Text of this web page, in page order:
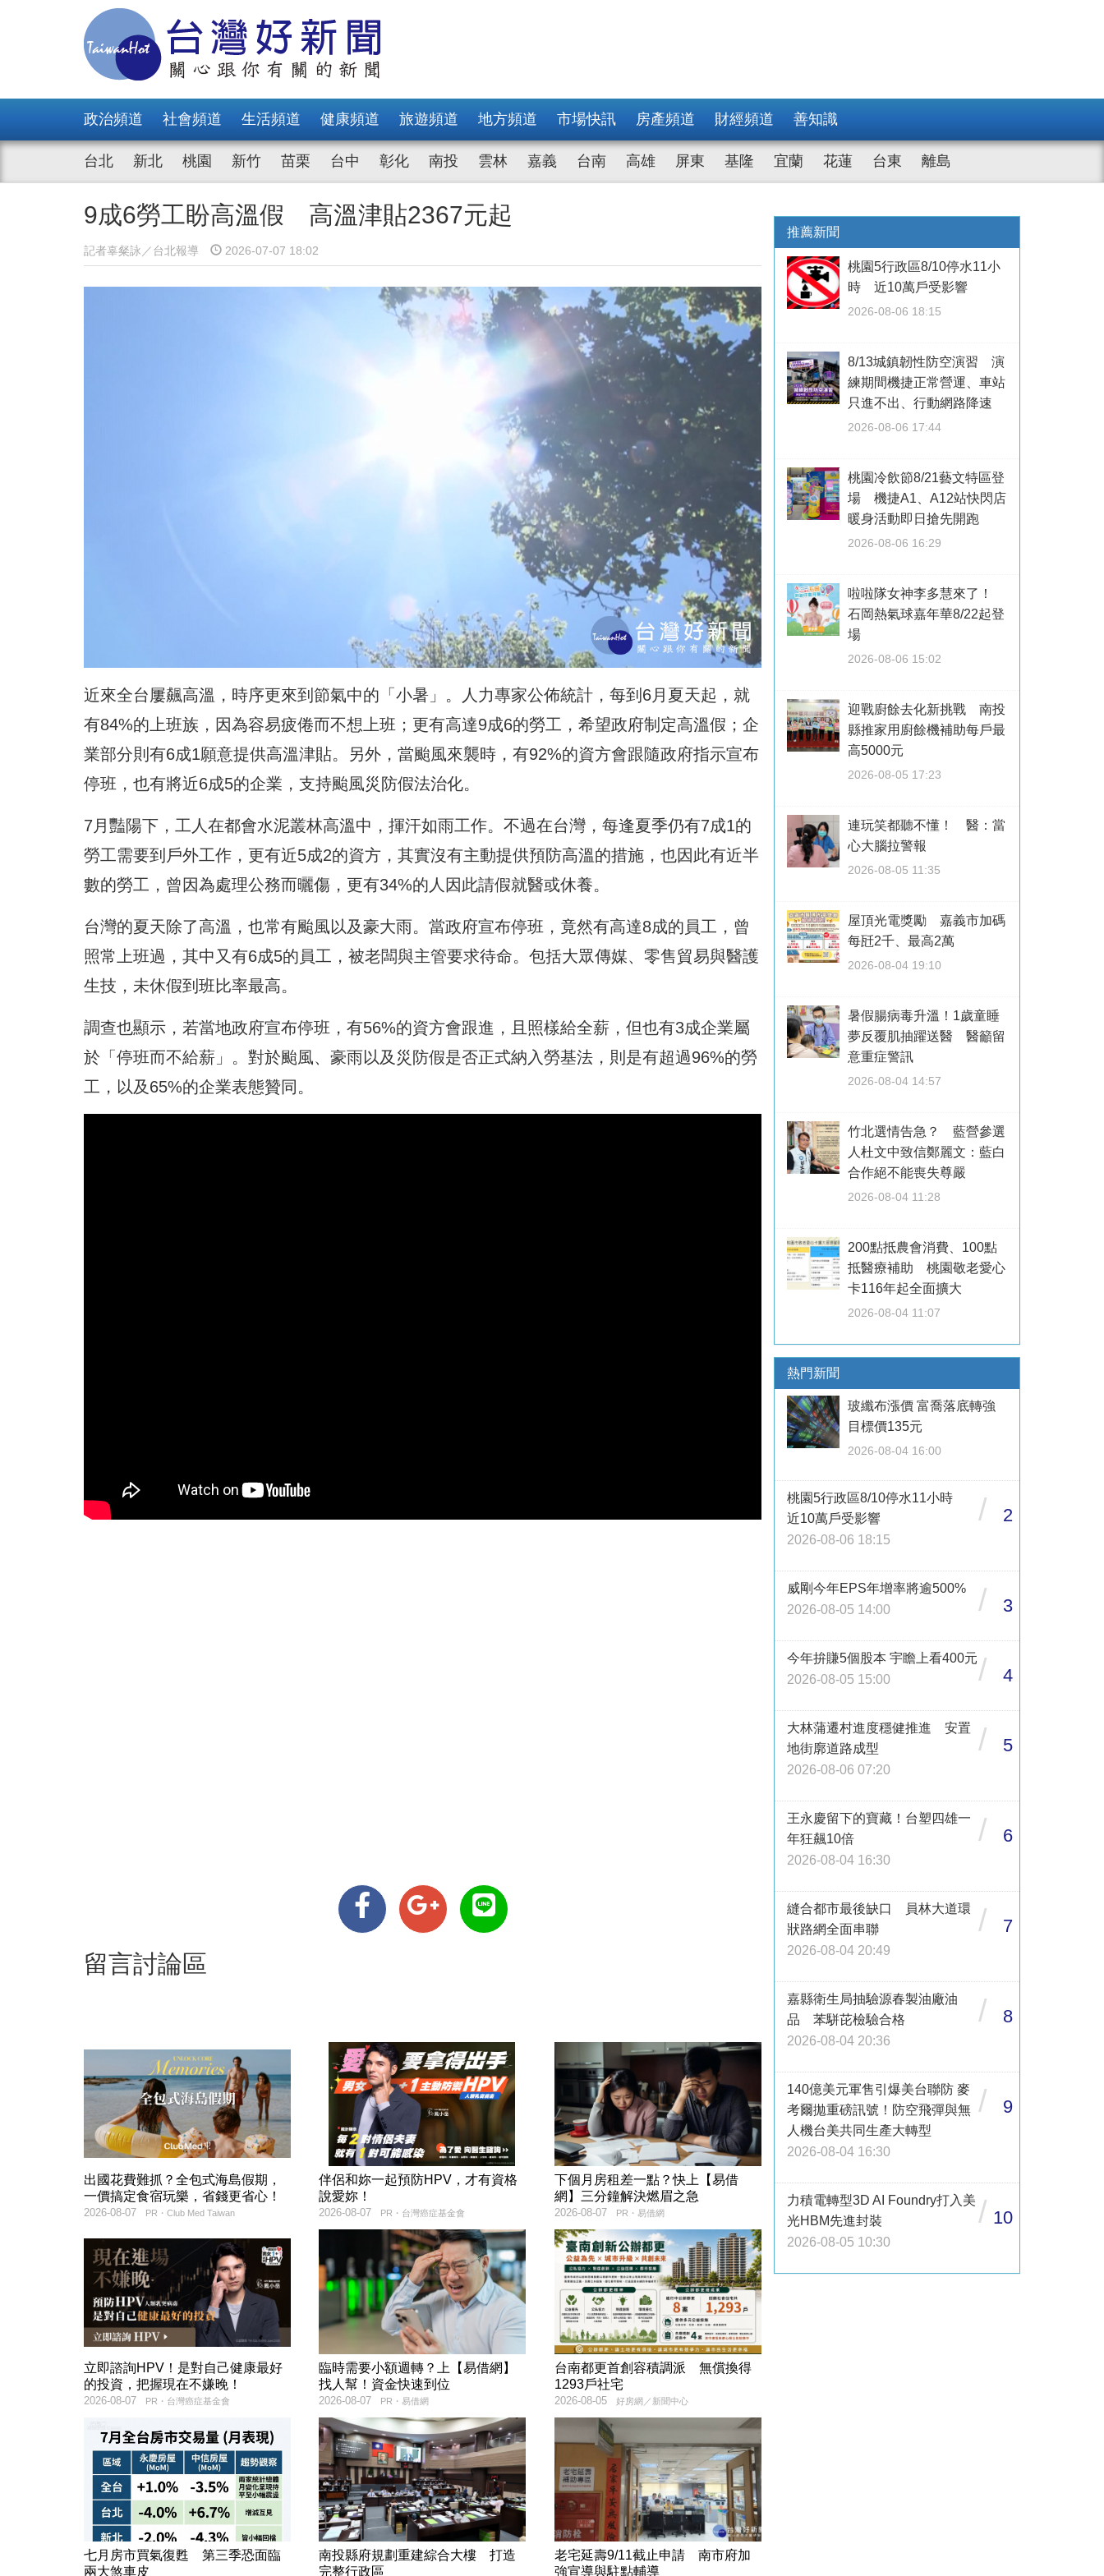
政治頻道 社會頻道 生活頻道 健康頻道 旅遊頻道 地方頻道 市場快訊 房產頻道 財經頻道 善知識
台北 新北 桃園 新竹 苗栗 台中 彰化 南投 雲林 嘉義 台南 高雄 屏東 基隆 宜蘭 花蓮 台東 離島
9成6勞工盼高溫假 高溫津貼2367元起
記者辜粲詠／台北報導 2026-07-07 18:02
近來全台屢飆高溫，時序更來到節氣中的「小暑」。人力專家公佈統計，每到6月夏天起，就
有84%的上班族，因為容易疲倦而不想上班；更有高達9成6的勞工，希望政府制定高溫假；企
業部分則有6成1願意提供高溫津貼。另外，當颱風來襲時，有92%的資方會跟隨政府指示宣布
停班，也有將近6成5的企業，支持颱風災防假法治化。
7月豔陽下，工人在都會水泥叢林高溫中，揮汗如雨工作。不過在台灣，每逢夏季仍有7成1的
勞工需要到戶外工作，更有近5成2的資方，其實沒有主動提供預防高溫的措施，也因此有近半
數的勞工，曾因為處理公務而曬傷，更有34%的人因此請假就醫或休養。
台灣的夏天除了高溫，也常有颱風以及豪大雨。當政府宣布停班，竟然有高達8成的員工，曾
照常上班過，其中又有6成5的員工，被老闆與主管要求待命。包括大眾傳媒、零售貿易與醫護
生技，未休假到班比率最高。
調查也顯示，若當地政府宣布停班，有56%的資方會跟進，且照樣給全薪，但也有3成企業屬
於「停班而不給薪」。對於颱風、豪雨以及災防假是否正式納入勞基法，則是有超過96%的勞
工，以及65%的企業表態贊同。
留言討論區
出國花費難抓？全包式海島假期，
一價搞定食宿玩樂，省錢更省心！
PR・Club Med Taiwan
2026-08-07
伴侶和妳一起預防HPV，才有資格
說愛妳！
PR・台灣癌症基金會
2026-08-07
下個月房租差一點？快上【易借
網】三分鐘解決燃眉之急
PR・易借網
2026-08-07
立即諮詢HPV！是對自己健康最好
的投資，把握現在不嫌晚！
PR・台灣癌症基金會
2026-08-07
臨時需要小額週轉？上【易借網】
找人幫！資金快速到位
PR・易借網
2026-08-07
台南都更首創容積調派 無償換得
1293戶社宅
好房網／新聞中心
2026-08-05
七月房市買氣復甦 第三季恐面臨
兩大煞車皮
南投縣府規劃重建綜合大樓 打造
完整行政區
老宅延壽9/11截止申請 南市府加
強宣導與駐點輔導
推薦新聞
桃園5行政區8/10停水11小
時 近10萬戶受影響
2026-08-06 18:15
8/13城鎮韌性防空演習 演
練期間機捷正常營運、車站
只進不出、行動網路降速
2026-08-06 17:44
桃園冷飲節8/21藝文特區登
場 機捷A1、A12站快閃店
暖身活動即日搶先開跑
2026-08-06 16:29
啦啦隊女神李多慧來了！
石岡熱氣球嘉年華8/22起登
場
2026-08-06 15:02
迎戰廚餘去化新挑戰 南投
縣推家用廚餘機補助每戶最
高5000元
2026-08-05 17:23
連玩笑都聽不懂！ 醫：當
心大腦拉警報
2026-08-05 11:35
屋頂光電獎勵 嘉義市加碼
每瓩2千、最高2萬
2026-08-04 19:10
暑假腸病毒升溫！1歲童睡
夢反覆肌抽躍送醫 醫籲留
意重症警訊
2026-08-04 14:57
竹北選情告急？ 藍營參選
人杜文中致信鄭麗文：藍白
合作絕不能喪失尊嚴
2026-08-04 11:28
200點抵農會消費、100點
抵醫療補助 桃園敬老愛心
卡116年起全面擴大
2026-08-04 11:07
熱門新聞
玻纖布漲價 富喬落底轉強
目標價135元
2026-08-04 16:00
桃園5行政區8/10停水11小時
近10萬戶受影響
2026-08-06 18:15
/ 2
威剛今年EPS年增率將逾500%
2026-08-05 14:00
/ 3
今年拚賺5個股本 宇瞻上看400元
2026-08-05 15:00
/ 4
大林蒲遷村進度穩健推進 安置
地街廓道路成型
2026-08-06 07:20
/ 5
王永慶留下的寶藏！台塑四雄一
年狂飆10倍
2026-08-04 16:30
/ 6
縫合都市最後缺口 員林大道環
狀路網全面串聯
2026-08-04 20:49
/ 7
嘉縣衛生局抽驗源春製油廠油
品 苯駢芘檢驗合格
2026-08-04 20:36
/ 8
140億美元軍售引爆美台聯防 麥
考爾拋重磅訊號！防空飛彈與無
人機台美共同生產大轉型
2026-08-04 16:30
/ 9
力積電轉型3D AI Foundry打入美
光HBM先進封裝
2026-08-05 10:30
/ 10